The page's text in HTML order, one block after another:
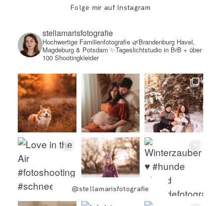
Folge mir auf Instagram
@stellamarisfotografie
stellamarisfotografie
Hochwertige Familienfotografie🌿Brandenburg Havel,
Magdeburg & Potsdam ✨Tageslichtstudio in BrB + über
100 Shootingkleider